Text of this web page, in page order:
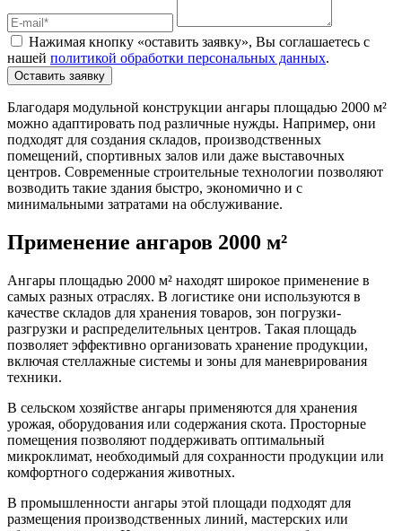
Нажимая кнопку «оставить заявку», Вы соглашаетесь с
нашей политикой обработки персональных данных.
Оставить заявку
Благодаря модульной конструкции ангары площадью 2000 м²
можно адаптировать под различные нужды. Например, они
подходят для создания складов, производственных
помещений, спортивных залов или даже выставочных
центров. Современные строительные технологии позволяют
возводить такие здания быстро, экономично и с
минимальными затратами на обслуживание.
Применение ангаров 2000 м²
Ангары площадью 2000 м² находят широкое применение в
самых разных отраслях. В логистике они используются в
качестве складов для хранения товаров, зон погрузки-
разгрузки и распределительных центров. Такая площадь
позволяет эффективно организовать хранение продукции,
включая стеллажные системы и зоны для маневрирования
техники.
В сельском хозяйстве ангары применяются для хранения
урожая, оборудования или содержания скота. Просторные
помещения позволяют поддерживать оптимальный
микроклимат, необходимый для сохранности продукции или
комфортного содержания животных.
В промышленности ангары этой площади подходят для
размещения производственных линий, мастерских или